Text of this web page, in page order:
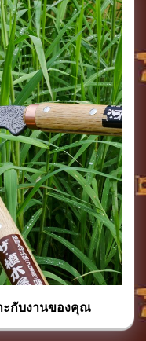
ะกับงานของคุณ